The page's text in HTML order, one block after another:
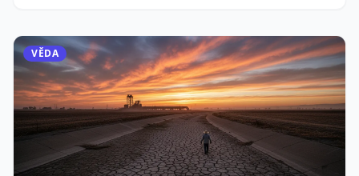
VĚDA